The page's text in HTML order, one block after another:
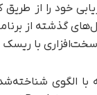
خود را از
گذشته از
با ریسک